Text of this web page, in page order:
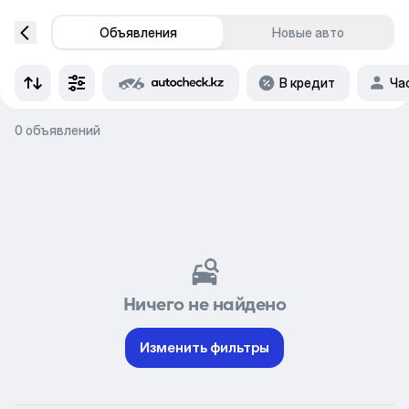
Объявления Новые авто
В кредит
0 объявлений
Ничего не найдено
Изменить фильтры